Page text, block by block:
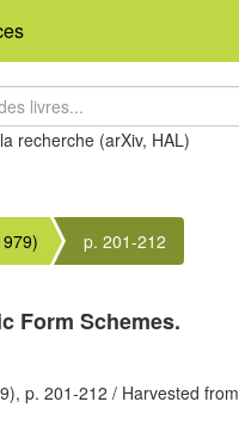
recherche (arXiv, HAL)
p. 201-212
Form Schemes.
p. 201-212 / Harvested from